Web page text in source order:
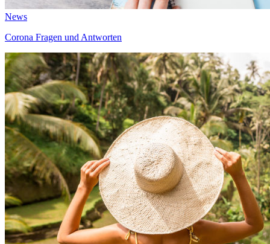
News
Corona Fragen und Antworten